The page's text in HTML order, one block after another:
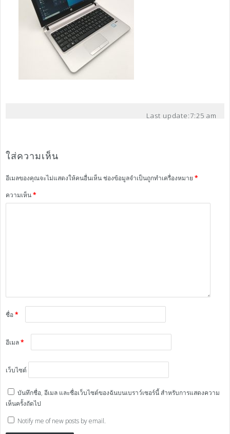
Last update:7:25 am
ใส่ความเห็น
อีเมลของคุณจะไม่แสดงให้คนอื่นเห็นช่องข้อมูลจำเป็นถูกทำเครื่องหมาย *
ความเห็น*
ชื่อ*
อีเมล*
เว็บไซต์
บันทึกชื่อ, อีเมล และชื่อเว็บไซต์ของฉันบนเบราว์เซอร์นี้ สำหรับการแสดงความ
เห็นครั้งถัดไป
Notify me of new posts by email.